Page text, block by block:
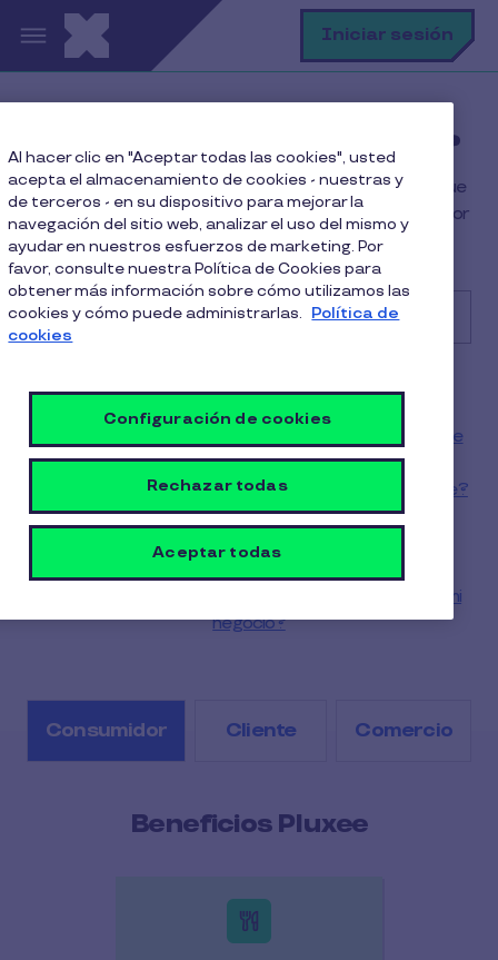
Pasar al contenido principal Iniciar sesión
¿Cómo podemos ayudarte?
¡Estamos aquí para ayudarte! Busca la información que
necesitas escribiendo tu pregunta en nuestro buscador
o navegando por nuestra página.
¿Cómo puedo activar mi tarjeta Pluxee?
¿Cuál es la diferencia entre el Pin de Compra y la Clave
Dinámica?
¿Cuáles son los medios de pago disponibles con Pluxee?
¿Cómo proceso mi pedido con Pluxee?
¿Cómo creo mi cuenta como administrador?
¿Cómo pido el reembolso de las compras hechas en mi
negocio?
Consumidor Cliente Comercio
Beneficios Pluxee
Al hacer clic en "Aceptar todas las cookies", usted
acepta el almacenamiento de cookies - nuestras y
de terceros - en su dispositivo para mejorar la
navegación del sitio web, analizar el uso del mismo y
ayudar en nuestros esfuerzos de marketing. Por
favor, consulte nuestra Política de Cookies para
obtener más información sobre cómo utilizamos las
cookies y cómo puede administrarlas. Política de
cookies
Configuración de cookies
Rechazar todas
Aceptar todas